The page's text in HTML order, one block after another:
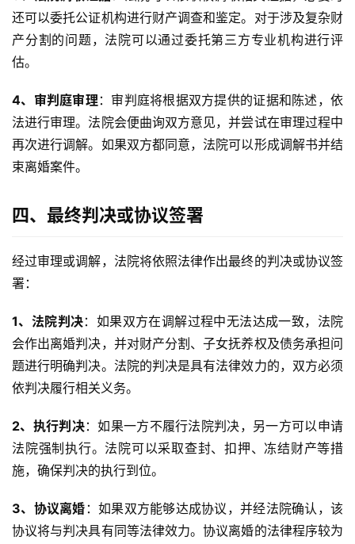
还可以委托公证机构进行财产调查和鉴定。对于涉及复杂财
产分割的问题，法院可以通过委托第三方专业机构进行评
估。
4、审判庭审理 ：审判庭将根据双方提供的证据和陈述，依
法进行审理。法院会便曲询双方意见，并尝试在审理过程中
再次进行调解。如果双方都同意，法院可以形成调解书并结
束离婚案件。
四、最终判决或协议签署
经过审理或调解，法院将依照法律作出最终的判决或协议签
署：
1、法院判决：如果双方在调解过程中无法达成一致，法院
会作出离婚判决，并对财产分割、子女抚养权及债务承担问
题进行明确判决。法院的判决是具有法律效力的，双方必须
依判决履行相关义务。
2、执行判决：如果一方不履行法院判决，另一方可以申请
法院强制执行。法院可以采取查封、扣押、冻结财产等措
施，确保判决的执行到位。
3、协议离婚 ：如果双方能够达成协议，并经法院确认，该
协议将与判决具有同等法律效力。协议离婚的法律程序较为